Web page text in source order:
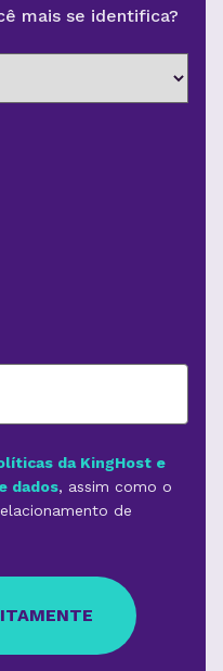
mais se identifica?
da KingHost e
dados, assim como o
de